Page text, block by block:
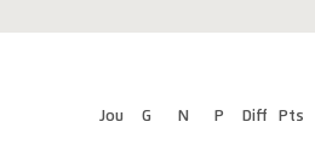
Jou G N P Diff Pts